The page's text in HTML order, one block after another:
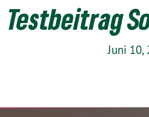
Testbeitrag
Juni 10,